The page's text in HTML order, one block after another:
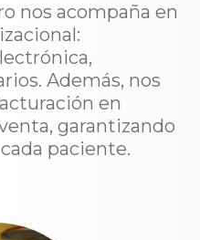
nos acompaña en
Además, nos
en
garantizando
paciente.